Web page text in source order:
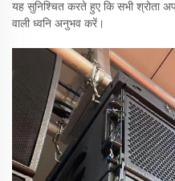
यह सुनिश्चित करते हुए कि सभी श्रोता
वाली ध्वनि अनुभव करें।